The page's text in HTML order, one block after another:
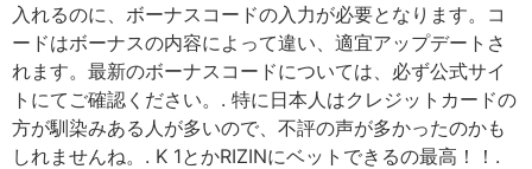
入れるのに、ボーナスコードの入力が必要となります。コ
ードはボーナスの内容によって違い、適宜アップデートさ
れます。最新のボーナスコードについては、必ず公式サイ
トにてご確認ください。. 特に日本人はクレジットカードの
方が馴染みある人が多いので、不評の声が多かったのかも
しれませんね。. K 1とかRIZINにベットできるの最高！！.